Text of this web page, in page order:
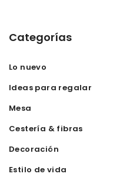
Categorías
Lo nuevo
Ideas para regalar
Mesa
Cestería & fibras
Decoración
Estilo de vida